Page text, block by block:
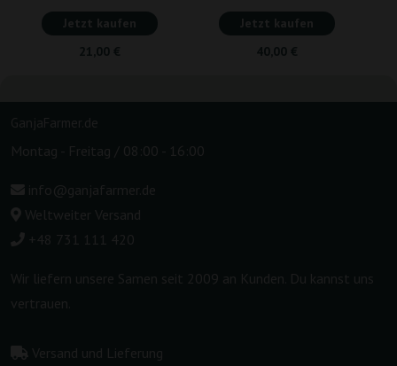
Jetzt kaufen
21,00 €
Jetzt kaufen
40,00 €
GanjaFarmer.de
Montag - Freitag / 08:00 - 16:00
info@ganjafarmer.de
Weltweiter Versand
+48 731 111 420
Wir liefern unsere Samen seit 2009 an Kunden. Du kannst uns
vertrauen.
Versand und Lieferung